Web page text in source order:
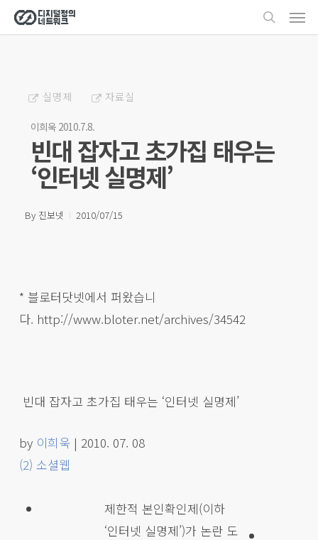
Skip
to
search
실명제 자료실
이희욱 2010.7.8.
빈대 잡자고 초가집 태우는
‘인터넷 실명제’
By 진보넷 2010/07/15
* 블로터닷넷에서 퍼왔습니
다. http://www.bloter.net/archives/34542
빈대 잡자고 초가집 태우는 ‘인터넷 실명제’
by 이희욱| 2010. 07. 08
(2) 소셜웹
제한적 본인확인제(이하
‘인터넷 실명제’)가 논란 도